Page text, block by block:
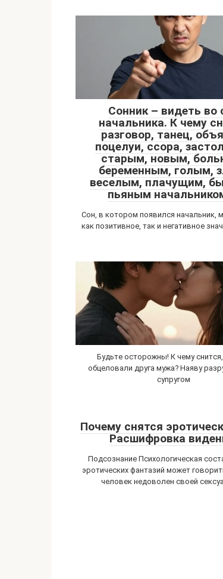
Сонник – видеть во
начальника. К чему
разговор, танец,
поцелуи, ссора,
старым, новым,
беременным, голым,
веселым, плачущим,
пьяным
Сон, в котором появился начальник,
как позитивное, так и негативное
Будьте осторожны! К чему
обцеловали друга мужа? Наяву
супругом
Почему снятся
Расшифровка
Подсознание Психологическая
эротических фантазий может
человек недоволен своей